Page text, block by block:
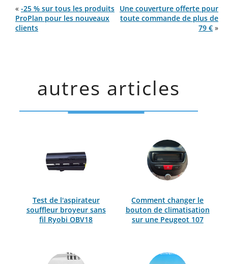
« -25 % sur tous les produits
ProPlan pour les nouveaux
clients
Une couverture offerte pour
toute commande de plus de
79 € »
autres articles
Test de l'aspirateur
souffleur broyeur sans
fil Ryobi OBV18
Comment changer le
bouton de climatisation
sur une Peugeot 107